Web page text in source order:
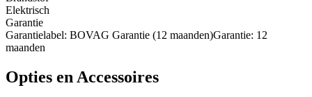
Elektrisch
Garantie
Garantielabel: BOVAG Garantie (12 maanden)Garantie: 12
maanden
Opties en Accessoires